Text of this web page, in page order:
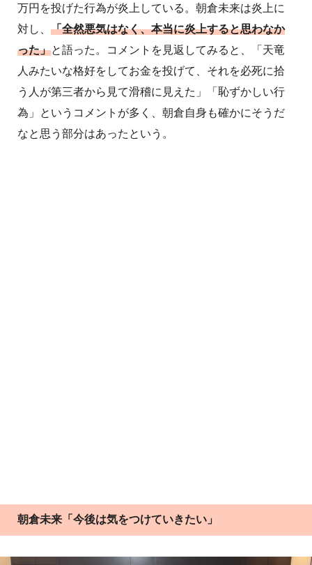
万円を投げた行為が炎上している。朝倉未来は炎上に
対し、 「全然悪気はなく、本当に炎上すると思わなか
った」と語った。コメントを見返してみると、「天竜
人みたいな格好をしてお金を投げて、それを必死に拾
う人が第三者から見て滑稽に見えた」「恥ずかしい行
為」というコメントが多く、朝倉自身も確かにそうだ
なと思う部分はあったという。
朝倉未来「今後は気をつけていきたい」